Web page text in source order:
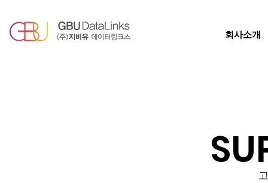
회사소개